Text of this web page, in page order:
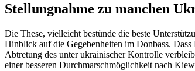
Stellungnahme zu manchen
Die These, vielleicht bestünde die beste
Hinblick auf die Gegebenheiten im Donbass.
Abtretung des unter ukrainischer Kontrolle
einer besseren Durchmarschmöglichkeit nach